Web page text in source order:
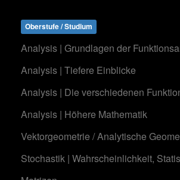
Oberstufe / Studium
Analysis | Grundlagen der
Analysis | Tiefere Einblicke
Analysis | Die verschiedenen
Analysis | Höhere Mathematik
Vektorgeometrie / Analytische
Stochastik | Wahrscheinlichkeit,